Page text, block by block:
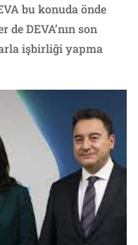
bu konuda önde
de DEVA’nın son
işbirliği yapma